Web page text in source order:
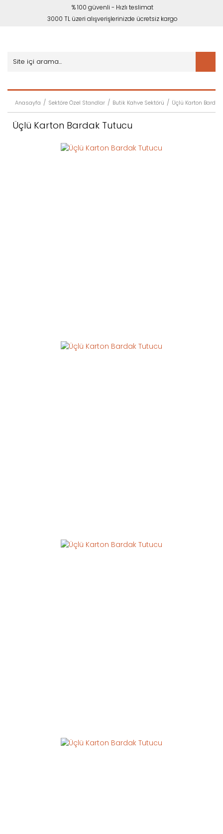
% 100 güvenli - Hızlı teslimat
3000 TL üzeri alışverişlerinizde ücretsiz kargo
Anasayfa Sektöre Özel Standlar Butik Kahve Sektörü Üçlü Karton
Üçlü Karton Bardak Tutucu